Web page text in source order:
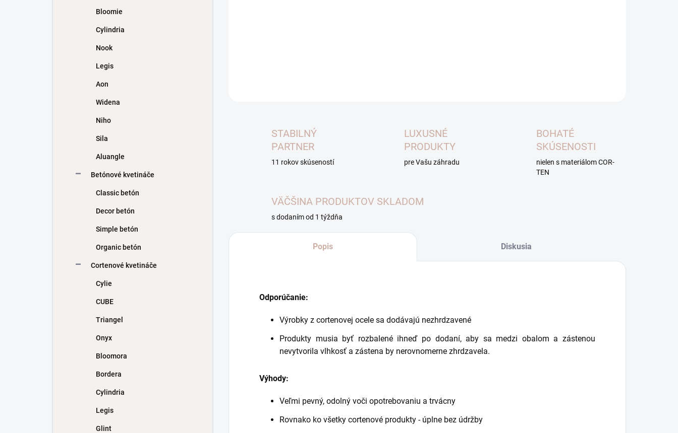
Bloomie
Cylindria
Nook
Legis
Aon
Widena
Niho
Sila
Aluangle
Betónové kvetináče
Classic betón
Decor betón
Simple betón
Organic betón
Cortenové kvetináče
Cylie
CUBE
Triangel
Onyx
Bloomora
Bordera
Cylindria
Legis
Glint
STABILNÝ
PARTNER
11 rokov skúseností
LUXUSNÉ
PRODUKTY
pre Vašu záhradu
BOHATÉ
SKÚSENOSTI
nielen s materiálom COR-
TEN
VÄČŠINA PRODUKTOV SKLADOM
s dodaním od 1 týždňa
Popis Diskusia
Odporúčanie:
Výrobky z cortenovej ocele sa dodávajú nezhrdzavené
Produkty musia byť rozbalené ihneď po dodaní, aby sa medzi obalom a zástenou
nevytvorila vlhkosť a zástena by nerovnomerne zhrdzavela.
Výhody:
Veľmi pevný, odolný voči opotrebovaniu a trvácny
Rovnako ko všetky cortenové produkty - úplne bez údržby